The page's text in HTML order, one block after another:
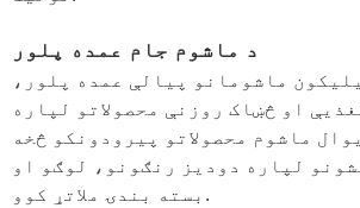
د ماشوم جام عمده پلور
ماشومانو پیالې عمده پلور ،
او څښاک روزنې محصولاتو لپاره
ماشوم محصولاتو پیرودونکو څخه
لپاره دودیز رنګونو، لوګو او
بسته بندۍ ملاتړ کوو.